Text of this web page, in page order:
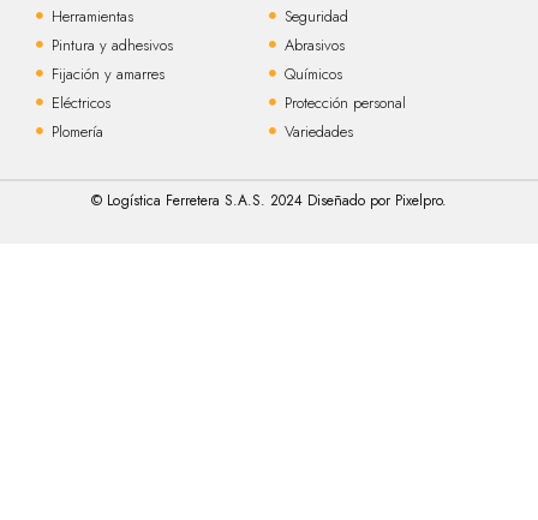
Herramientas
Pintura y adhesivos
Fijación y amarres
Eléctricos
Plomería
Seguridad
Abrasivos
Químicos
Protección personal
Variedades
© Logística Ferretera S.A.S. 2024 Diseñado por Pixelpro.